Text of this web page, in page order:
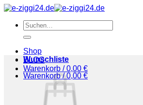
Zum
springenSuchen
nach:
Shop
BLOG
Warenkorb /0,00 €
Wunschliste
Warenkorb /0,00 €